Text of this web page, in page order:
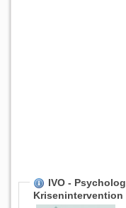
IVO -
Krisenintervention